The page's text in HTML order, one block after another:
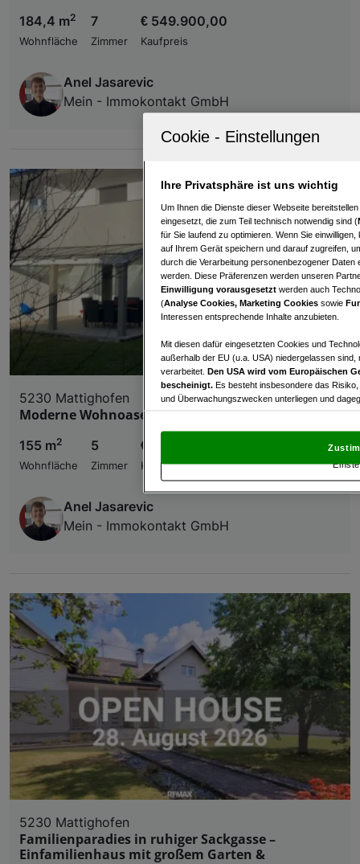
184,4 m2
Wohnfläche
7
Zimmer
€ 549.900,00
Kaufpreis
Anel Jasarevic
Mein - Immokontakt GmbH
5230 Mattighofen
Moderne Wohnoase in Mattighofen 🌿🌳
155 m2
Wohnfläche
5
Zimmer
€ 499.900,00
Kaufpreis
Anel Jasarevic
Mein - Immokontakt GmbH
5230 Mattighofen
Familienparadies in ruhiger Sackgasse –
Einfamilienhaus mit großem Garten &
Ihre Privatsphäre ist uns wichtig
Um Ihnen die Dienste dieser Webseite
eingesetzt, die zum Teil technisch notwendig sind (
für Sie laufend zu optimieren. Wenn Sie
auf Ihrem Gerät speichern und darauf zugreifen,
durch die Verarbeitung personenbezogener
werden. Diese Präferenzen werden unseren
Einwilligung vorausgesetzt werden auch
(Analyse Cookies, Marketing Cookies sowie
Interessen entsprechende Inhalte anzubieten.
Mit diesen dafür eingesetzten Cookies und
außerhalb der EU (u.a. USA) niedergelassen
verarbeitet. Den USA wird vom Europäischen
bescheinigt. Es besteht insbesondere das
und Überwachungszwecken unterliegen und
und Widerspruch gegen die Verarbeitung auf der
„Cookie Einstellungen“, die sich auf jeder Seite